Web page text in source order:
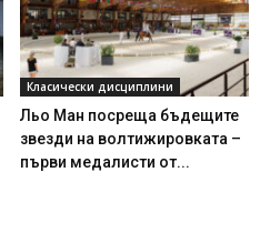
Класически дисциплини
Льо Ман посреща бъдещите
звезди на волтижировката –
първи медалисти от...